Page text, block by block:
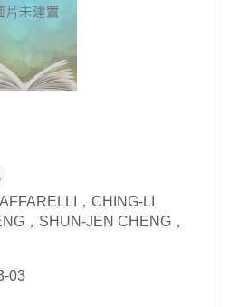
，CHING-LI
，SHUN-JEN CHENG，
PETER GREINER，
MORI，YUM-TONG SIU，
03